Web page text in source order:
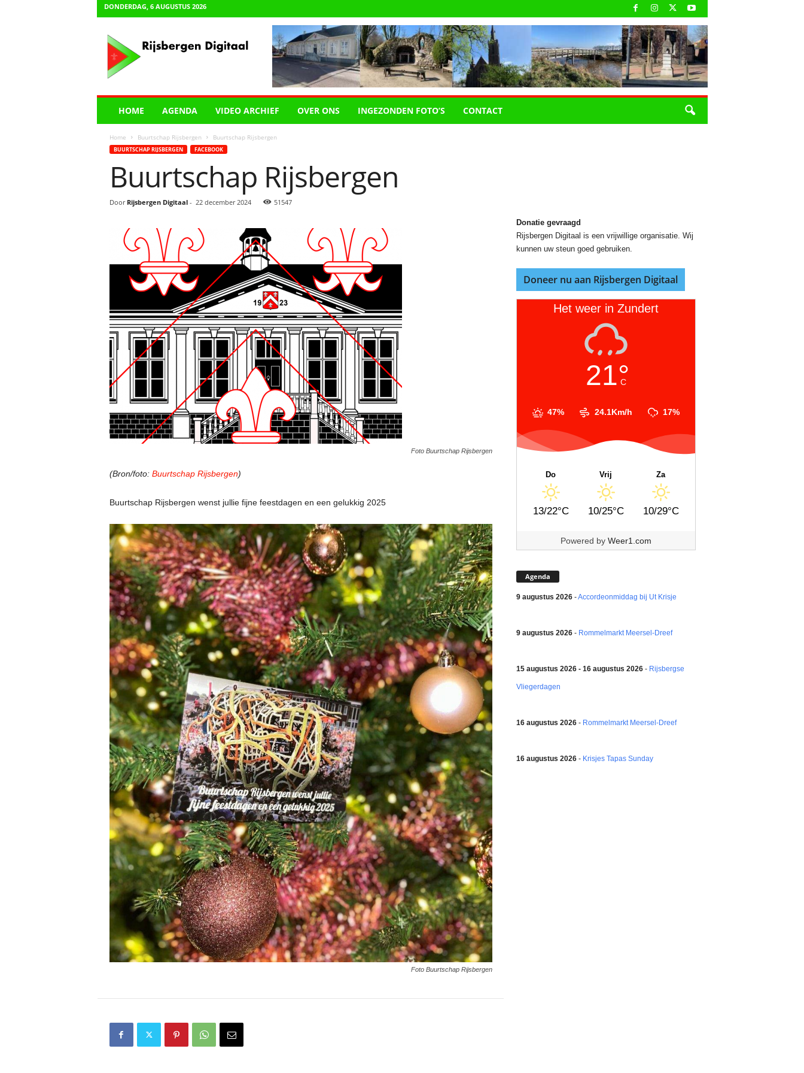
DONDERDAG, 6 AUGUSTUS 2026
HOME AGENDA VIDEO ARCHIEF OVER ONS INGEZONDEN FOTO’S CONTACT
Home Buurtschap Rijsbergen Buurtschap Rijsbergen
BUURTSCHAP RIJSBERGEN FACEBOOK
Buurtschap Rijsbergen
Door Rijsbergen Digitaal- 22 december 2024 51547
Foto Buurtschap Rijsbergen
(Bron/foto: Buurtschap Rijsbergen)
Buurtschap Rijsbergen wenst jullie fijne feestdagen en een gelukkig 2025
Foto Buurtschap Rijsbergen
Donatie gevraagd
Rijsbergen Digitaal is een vrijwillige organisatie. Wij
kunnen uw steun goed gebruiken.
Doneer nu aan Rijsbergen Digitaal
Het weer in Zundert
21°
C
47% 24.1Km/h 17%
Do
13/22°C
Vrij
10/25°C
Za
10/29°C
Powered by Weer1.com
Agenda
9 augustus 2026-Accordeonmiddag bij Ut Krisje
9 augustus 2026- Rommelmarkt Meersel-Dreef
15 augustus 2026 - 16 augustus 2026- Rijsbergse
Vliegerdagen
16 augustus 2026- Rommelmarkt Meersel-Dreef
16 augustus 2026- Krisjes Tapas Sunday